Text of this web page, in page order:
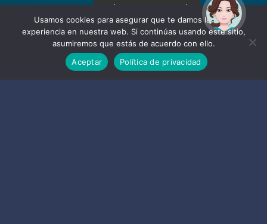
Usamos cookies para asegurar que te damos la mejor
experiencia en nuestra web. Si continúas usando este sitio,
asumiremos que estás de acuerdo con ello.
Aceptar
Política de privacidad
¡Hola! Soy Noy. ¿Puedo
ayudarte?